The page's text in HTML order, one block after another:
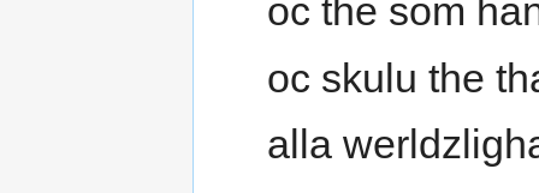
oc the som
oc skulu the
alla